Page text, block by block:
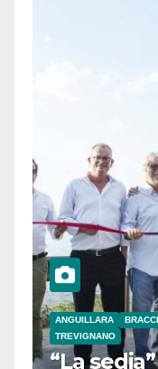
ANGUILLARA
TREVIGNANO
“La